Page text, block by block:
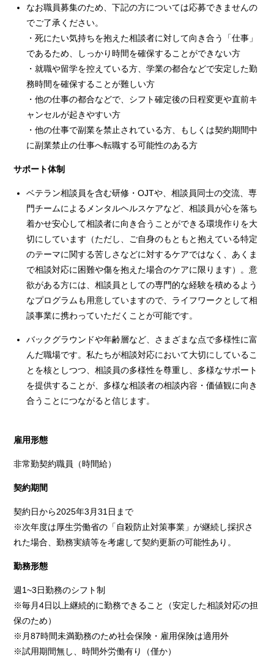
なお職員募集のため、下記の方については応募できませんの
でご了承ください。
・死にたい気持ちを抱えた相談者に対して向き合う「仕事」
であるため、しっかり時間を確保することができない方
・就職や留学を控えている方、学業の都合などで安定した勤
務時間を確保することが難しい方
・他の仕事の都合などで、シフト確定後の日程変更や直前キ
ャンセルが起きやすい方
・他の仕事で副業を禁止されている方、もしくは契約期間中
に副業禁止の仕事へ転職する可能性のある方
サポート体制
ベテラン相談員を含む研修・OJTや、相談員同士の交流、専
門チームによるメンタルヘルスケアなど、相談員が心を落ち
着かせ安心して相談者に向き合うことができる環境作りを大
切にしています（ただし、ご自身のもともと抱えている特定
のテーマに関する苦しさなどに対するケアではなく、あくま
で相談対応に困難や傷を抱えた場合のケアに限ります）。意
欲がある方には、相談員としての専門的な経験を積めるよう
なプログラムも用意していますので、ライフワークとして相
談事業に携わっていただくことが可能です。
バックグラウンドや年齢層など、さまざまな点で多様性に富
んだ職場です。私たちが相談対応において大切にしているこ
とを核としつつ、相談員の多様性を尊重し、多様なサポート
を提供することが、多様な相談者の相談内容・価値観に向き
合うことにつながると信じます。
雇用形態
非常勤契約職員（時間給）
契約期間
契約日から2025年3月31日まで
※次年度は厚生労働省の「自殺防止対策事業」が継続し採択さ
れた場合、勤務実績等を考慮して契約更新の可能性あり。
勤務形態
週1~3日勤務のシフト制
※毎月4日以上継続的に勤務できること（安定した相談対応の担
保のため）
※月87時間未満勤務のため社会保険・雇用保険は適用外
※試用期間無し、時間外労働有り（僅か）